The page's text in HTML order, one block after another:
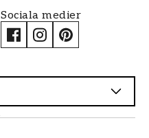
Sociala medier